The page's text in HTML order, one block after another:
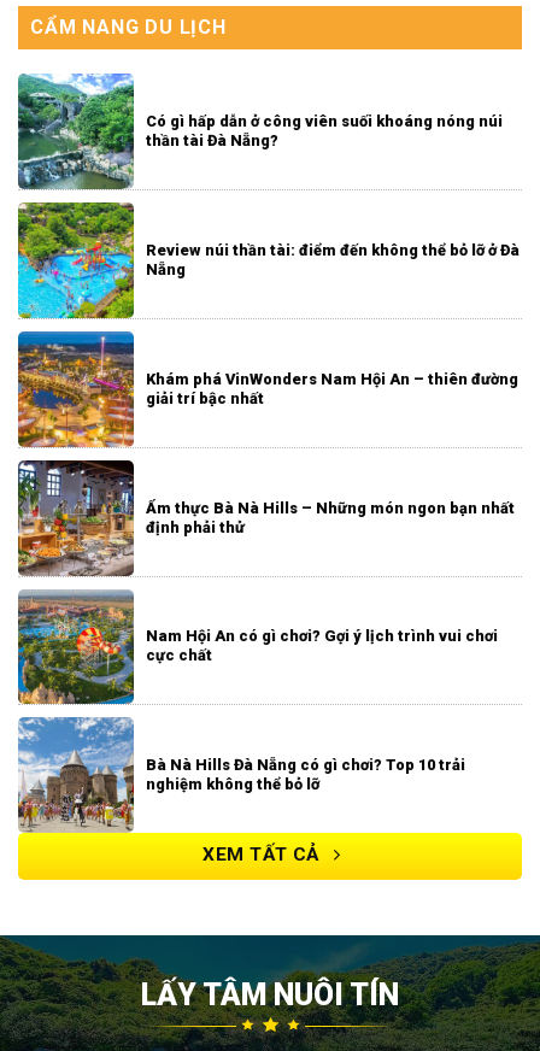
CẨM NANG DU LỊCH
Có gì hấp dẫn ở công viên suối khoáng nóng núi
thần tài Đà Nẵng?
Review núi thần tài: điểm đến không thể bỏ lỡ ở Đà
Nẵng
Khám phá VinWonders Nam Hội An – thiên đường
giải trí bậc nhất
Ẩm thực Bà Nà Hills – Những món ngon bạn nhất
định phải thử
Nam Hội An có gì chơi? Gợi ý lịch trình vui chơi
cực chất
Bà Nà Hills Đà Nẵng có gì chơi? Top 10 trải
nghiệm không thể bỏ lỡ
XEM TẤT CẢ
LẤY TÂM NUÔI TÍN